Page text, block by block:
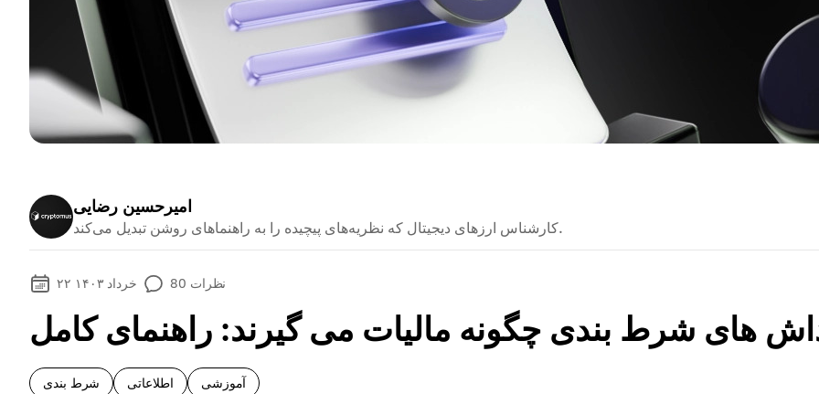
امیرحسین رضایی
کارشناس ارزهای دیجیتال که نظریه‌های پیچیده را به راهنماهای روشن تبدیل می‌کند.
۲۲ خرداد ۱۴۰۳ 80 نظرات
های شرط بندی چگونه مالیات می گیرند: راهنمای کامل
شرط بندی اطلاعاتی آموزشی